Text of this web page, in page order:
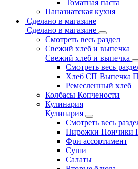
Томатная паста
Паназиатская кухня
Сделано в магазине
Сделано в магазине
Смотреть весь раздел
Свежий хлеб и выпечка
Свежий хлеб и выпечка
Смотреть весь
Хлеб СП Выпечка
Ремесленный хлеб
Колбасы Копчености
Кулинария
Кулинария
Смотреть весь
Пирожки Пончики
Фри ассортимент
Суши
Салаты